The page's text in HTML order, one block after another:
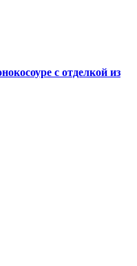
с отделкой из